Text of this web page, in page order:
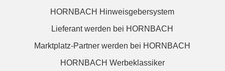
HORNBACH Hinweisgebersystem
Lieferant werden bei HORNBACH
Marktplatz-Partner werden bei HORNBACH
HORNBACH Werbeklassiker